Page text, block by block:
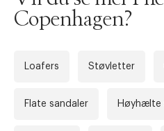
Copenhagen?
Loafers Støvletter
Flate sandaler Høyhælte